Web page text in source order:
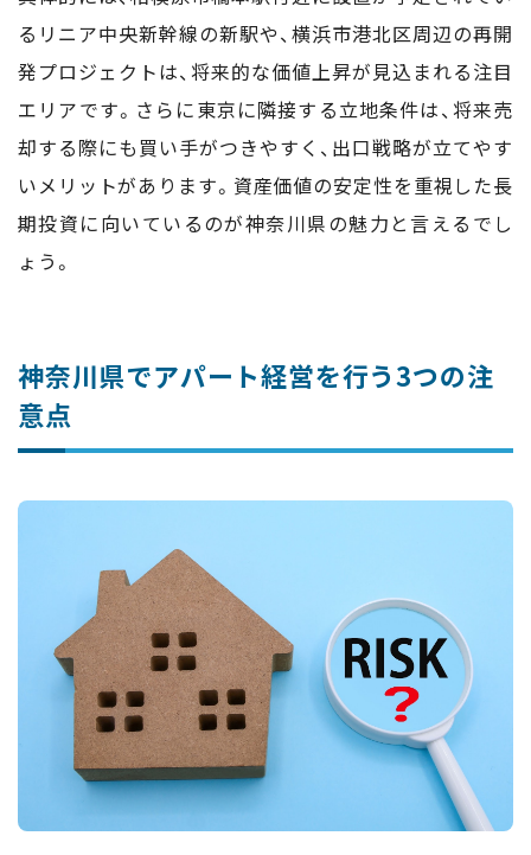
るリニア中央新幹線の新駅や、横浜市港北区周辺の再開
発プロジェクトは、将来的な価値上昇が見込まれる注目
エリアです。さらに東京に隣接する立地条件は、将来売
却する際にも買い手がつきやすく、出口戦略が立てやす
いメリットがあります。資産価値の安定性を重視した長
期投資に向いているのが神奈川県の魅力と言えるでし
ょう。
神奈川県でアパート経営を行う3つの注
意点